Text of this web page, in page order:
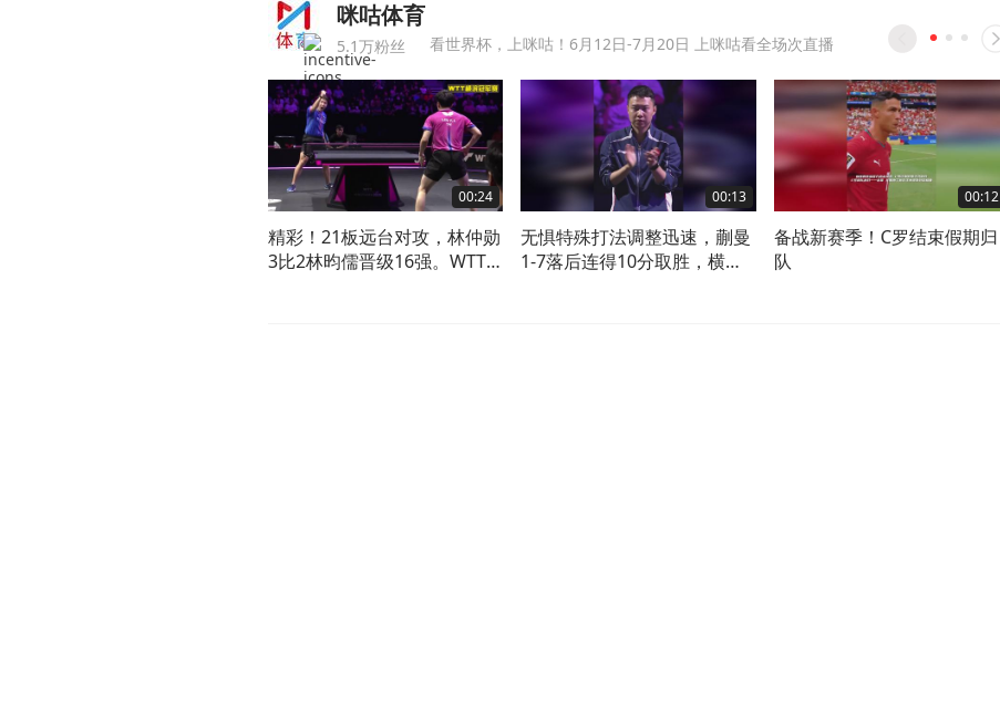
咪咕体育
5.1万粉丝 看世界杯，上咪咕！6月12日-7月20日 上咪咕看全场次直播
00:24
精彩！21板远台对攻，林仲勋
3比2林昀儒晋级16强。WTT
00:13
无惧特殊打法调整迅速，蒯曼
1-7落后连得10分取胜，横扫
00:12
备战新赛季！C罗结束假期归
队